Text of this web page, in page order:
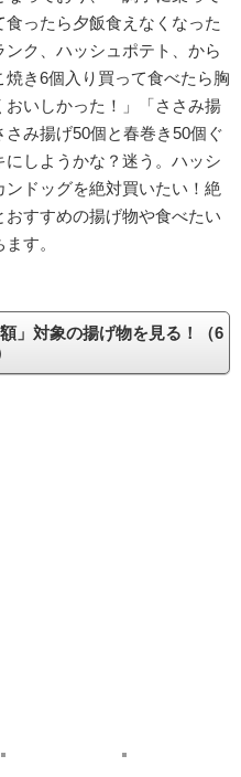
ったら夕飯食えなくなった
ンク、ハッシュポテト、から
き6個入り買って食べたら胸
いしかった！」「ささみ揚
み揚げ50個と春巻き50個ぐ
しようかな？迷う。ハッシ
ドッグを絶対買いたい！絶
すすめの揚げ物や食べたい
す。
対象の揚げ物を見る！（6